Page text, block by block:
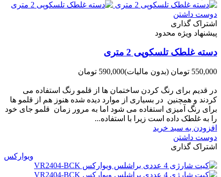
دوست داشتن
اشتراک گذاری
پیشنهاد ویژه محدود
دسته غلطک تلسکوپی 2 متری
550,000 تومان (بدون مالیات)590,000 تومان
در قدیم برای رنگ کردن ساختمان ها از قلمو رنگ استفاده می
کردند و همچنین در بسیاری از موارد دیده شده هنوز هم از قلمو ها
برای رنگ آمیزی استفاده می شود اما به مرور زمان قلمو جای خود
را به غلطک داده است زیرا با استفاده...
افزودن به سبد خرید
دوست داشتن
اشتراک گذاری
ویوارکس